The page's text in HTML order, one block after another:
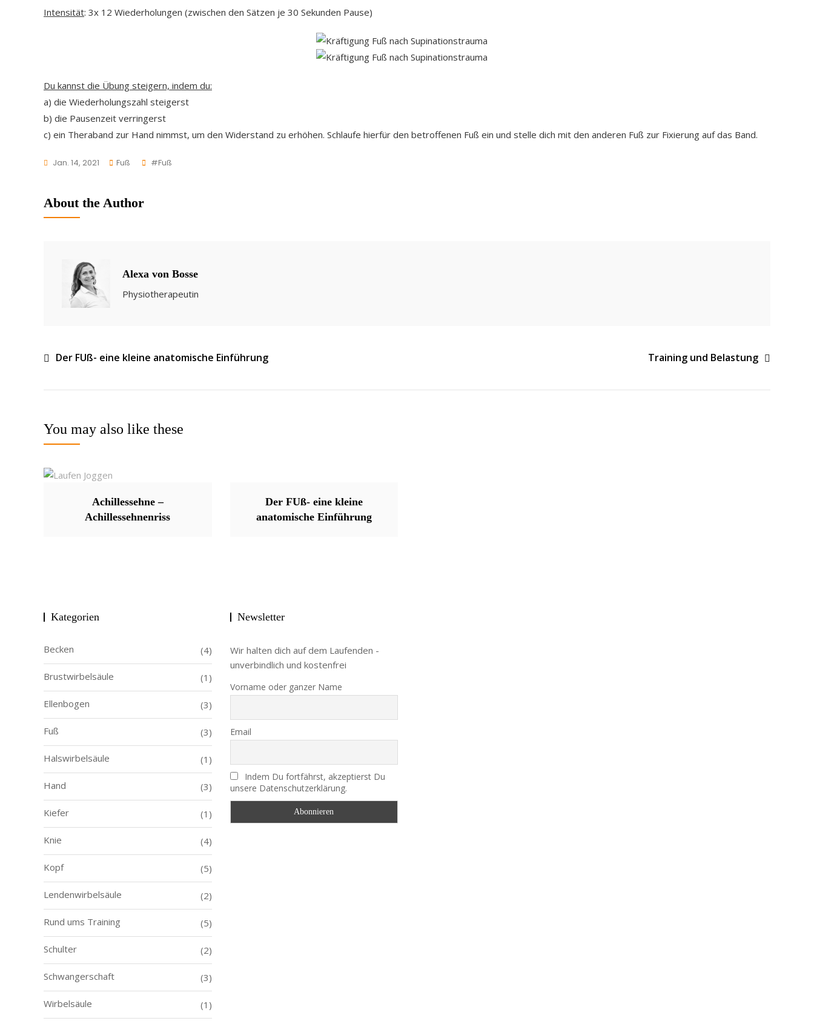
Intensität: 3x 12 Wiederholungen (zwischen den Sätzen je 30 Sekunden Pause)
Du kannst die Übung steigern, indem du:
a) die Wiederholungszahl steigerst
b) die Pausenzeit verringerst
c) ein Theraband zur Hand nimmst, um den Widerstand zu erhöhen. Schlaufe hierfür den betroffenen Fuß ein und stelle dich mit den anderen Fuß zur Fixierung auf das Band.
Jan. 14, 2021 Fuß Tags
#fuß
About the Author
Alexa von Bosse
Physiotherapeutin
Beitragsnavigation
Der FUß- eine kleine anatomische Einführung Training und Belastung
You may also like these
Achillessehne –
Achillessehnenriss
Der FUß- eine kleine
anatomische Einführung
Kategorien
Becken (4)
Brustwirbelsäule (1)
Ellenbogen (3)
Fuß (3)
Halswirbelsäule (1)
Hand (3)
Kiefer (1)
Knie (4)
Kopf (5)
Lendenwirbelsäule (2)
Rund ums Training (5)
Schulter (2)
Schwangerschaft (3)
Wirbelsäule (1)
Newsletter
Wir halten dich auf dem Laufenden -
unverbindlich und kostenfrei
Vorname oder ganzer Name
Email
Indem Du fortfährst, akzeptierst Du
unsere Datenschutzerklärung.